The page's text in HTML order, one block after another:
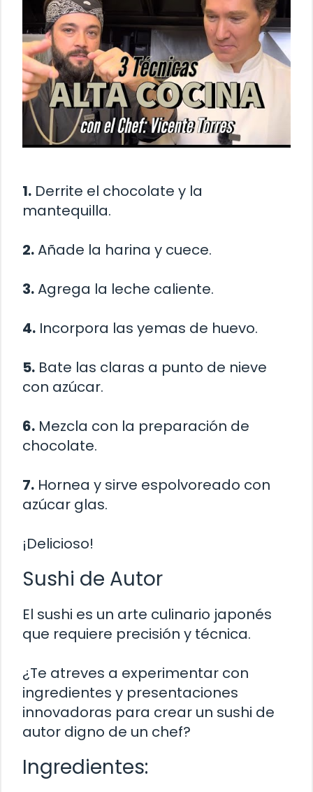
1. Derrite el chocolate y la
mantequilla.
2.Añade la harina y cuece.
3.Agrega la leche caliente.
4. Incorpora las yemas de huevo.
5. Bate las claras a punto de nieve
con azúcar.
6. Mezcla con la preparación de
chocolate.
7. Hornea y sirve espolvoreado con
azúcar glas.
¡Delicioso!
Sushi de Autor
El sushi es un arte culinario japonés
que requiere precisión y técnica.
¿Te atreves a experimentar con
ingredientes y presentaciones
innovadoras para crear un sushi de
autor digno de un chef?
Ingredientes: